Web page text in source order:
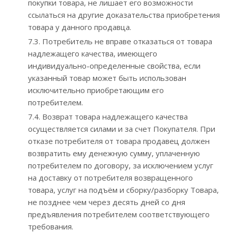
покупки товара, не лишает его возможности
ссылаться на другие доказательства приобретения
товара у данного продавца.
7.3. Потребитель не вправе отказаться от товара
надлежащего качества, имеющего
индивидуально-определенные свойства, если
указанный товар может быть использован
исключительно приобретающим его
потребителем.
7.4. Возврат товара надлежащего качества
осуществляется силами и за счет Покупателя. При
отказе потребителя от товара продавец должен
возвратить ему денежную сумму, уплаченную
потребителем по договору, за исключением услуг
на доставку от потребителя возвращенного
товара, услуг на подъём и сборку/разборку Товара,
не позднее чем через десять дней со дня
предъявления потребителем соответствующего
требования.